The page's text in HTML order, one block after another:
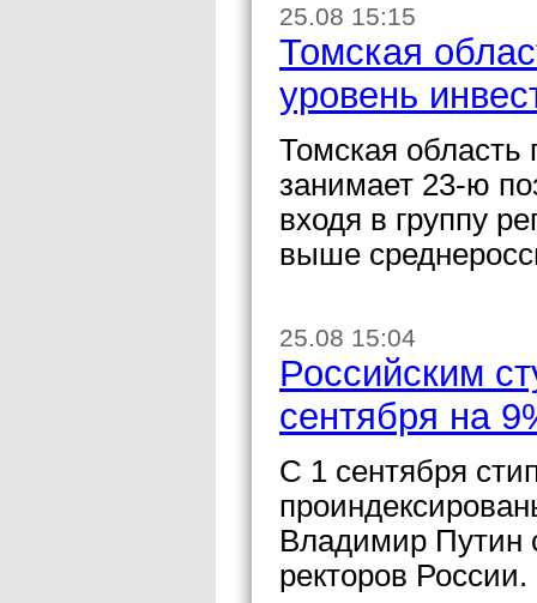
25.08 15:15
Томская
уровень
Томская область
занимает 23-ю
входя в группу
выше
25.08 15:04
Российским
сентября на
С 1 сентября
Владимир Путин
ректоров России.